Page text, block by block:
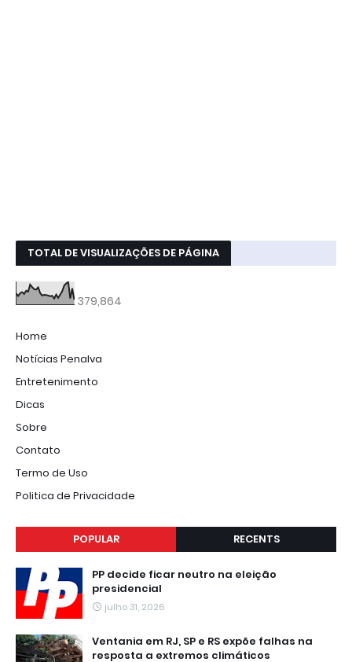
TOTAL DE VISUALIZAÇÕES DE PÁGINA
379,864
Home
Notícias Penalva
Entretenimento
Dicas
Sobre
Contato
Termo de Uso
Politica de Privacidade
POPULAR RECENTS
PP decide ficar neutro na eleição
presidencial
julho 31, 2026
Ventania em RJ, SP e RS expõe falhas na
resposta a extremos climáticos